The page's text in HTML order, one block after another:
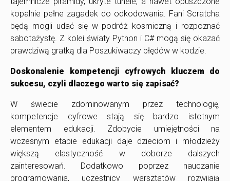
kopalnie pełne zagadek do odkodowania. Fani Scratcha
będą mogli udać się w podróż kosmiczną i rozpoznać
sabotażystę. Z kolei światy Python i C# mogą się okazać
prawdziwą gratką dla Poszukiwaczy błędów w kodzie.
Doskonalenie kompetencji cyfrowych kluczem do
sukcesu, czyli dlaczego warto się zapisać?
W świecie zdominowanym przez technologię,
kompetencje cyfrowe stają się bardzo istotnym
elementem edukacji. Zdobycie umiejętności na
wczesnym etapie edukacji daje dzieciom i młodzieży
większą elastyczność w doborze dalszych
zainteresowań. Dodatkowo poprzez nauczanie
programowania, uczestnicy warsztatów rozwijają